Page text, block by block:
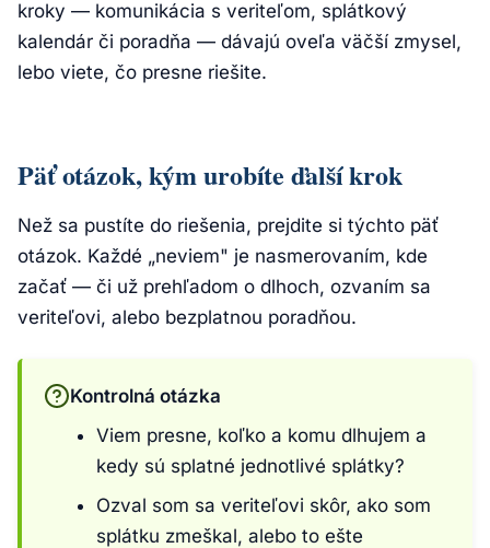
kroky — komunikácia s veriteľom, splátkový
kalendár či poradňa — dávajú oveľa väčší zmysel,
lebo viete, čo presne riešite.
Päť otázok, kým urobíte ďalší krok
Než sa pustíte do riešenia, prejdite si týchto päť
otázok. Každé „neviem" je nasmerovaním, kde
začať — či už prehľadom o dlhoch, ozvaním sa
veriteľovi, alebo bezplatnou poradňou.
Kontrolná otázka
Viem presne, koľko a komu dlhujem a
kedy sú splatné jednotlivé splátky?
Ozval som sa veriteľovi skôr, ako som
splátku zmeškal, alebo to ešte